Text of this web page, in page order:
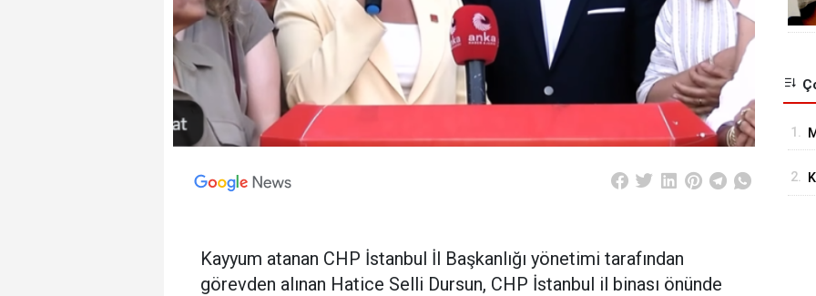
Kayyum atanan CHP İstanbul İl Başkanlığı yönetimi tarafından
görevden alınan Hatice Selli Dursun, CHP İstanbul il binası önünde
1.
2.